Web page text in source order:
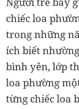
chiếc loa
trong những
ích biết
bình yên, lớp
loa phường
từng chiếc loa